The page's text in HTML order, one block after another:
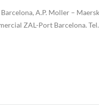
A.P. Moller –
ZAL-Port Barcelona.